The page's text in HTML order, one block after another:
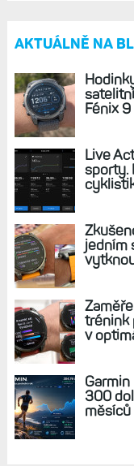
Hodinky pro rok
Forerunnery,
modely s